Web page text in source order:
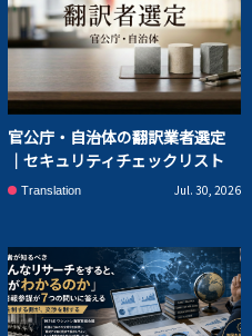
官公庁・自治体の翻訳業者選定
｜セキュリティチェックリスト
Translation Jul. 30, 2026